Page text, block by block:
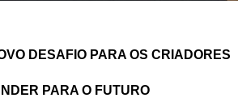
DESAFIO PARA OS CRIADORES
PARA O FUTURO